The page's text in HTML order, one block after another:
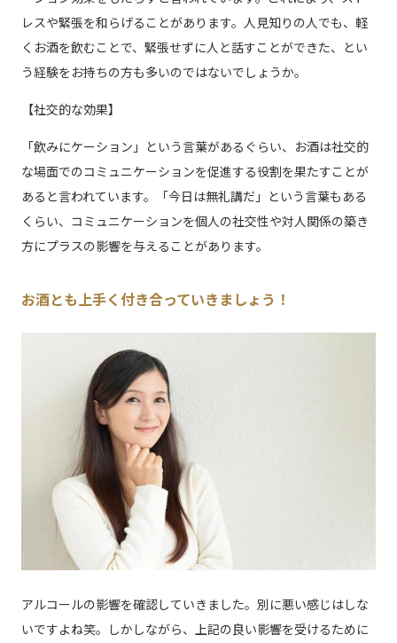
レスや緊張を和らげることがあります。人見知りの人でも、軽
くお酒を飲むことで、緊張せずに人と話すことができた、とい
う経験をお持ちの方も多いのではないでしょうか。
【社交的な効果】
「飲みにケーション」という言葉があるぐらい、お酒は社交的
な場面でのコミュニケーションを促進する役割を果たすことが
あると言われています。「今日は無礼講だ」という言葉もある
くらい、コミュニケーションを個人の社交性や対人関係の築き
方にプラスの影響を与えることがあります。
お酒とも上手く付き合っていきましょう！
アルコールの影響を確認していきました。別に悪い感じはしな
いですよね笑。しかしながら、上記の良い影響を受けるために